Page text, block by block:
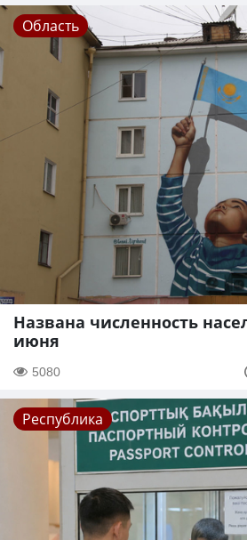
Область
Названа численность
июня
5080
Республика